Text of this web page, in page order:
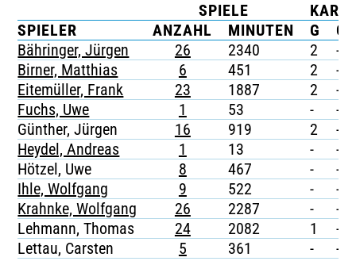
TICKETING
SPIELE
SPIELER
ANZAHL MINUTEN G
G/
Bähringer, Jürgen
26 2340 2
-
Birner, Matthias
6 451 2
-
Eitemüller, Frank
23 1887 2
-
Fuchs, Uwe
1 53 -
-
Günther, Jürgen
16 919 2
-
Heydel, Andreas
1 13 -
-
Hötzel, Uwe
8 467 -
-
Ihle, Wolfgang
9 522 -
-
Krahnke, Wolfgang
26 2287 -
-
Lehmann, Thomas
24 2082 1
-
Lettau, Carsten
5 361 -
-